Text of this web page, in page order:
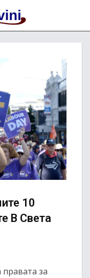
10
В Света
за